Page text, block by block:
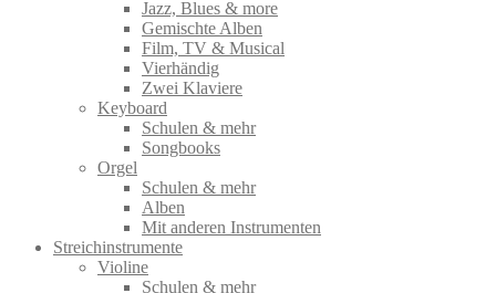
Jazz, Blues & more
Gemischte Alben
Film, TV & Musical
Vierhändig
Zwei Klaviere
Keyboard
Schulen & mehr
Songbooks
Orgel
Schulen & mehr
Alben
Mit anderen Instrumenten
Streichinstrumente
Violine
Schulen & mehr